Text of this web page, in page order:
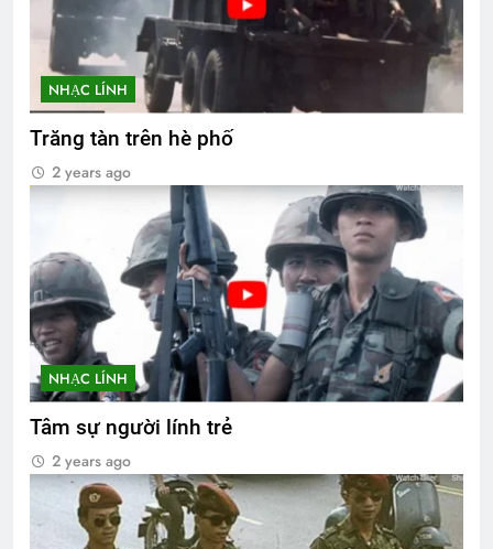
NHẠC LÍNH
Trăng tàn trên hè phố
2 years ago
NHẠC LÍNH
Tâm sự người lính trẻ
2 years ago